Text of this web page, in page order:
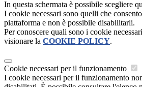
In questa schermata è possibile scegliere
I cookie necessari sono quelli che
piattaforma e non è possibile disabilitarli.
Per conoscere quali sono i cookie
visionare la COOKIE POLICY.
Cookie necessari per il funzionamento
I cookie necessari per il funzionamento